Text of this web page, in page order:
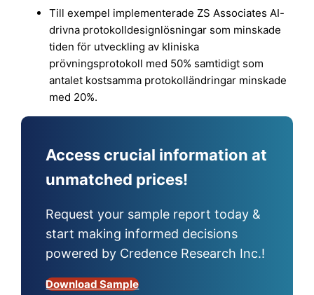
Till exempel implementerade ZS Associates AI-
drivna protokolldesignlösningar som minskade
tiden för utveckling av kliniska
prövningsprotokoll med 50% samtidigt som
antalet kostsamma protokolländringar minskade
med 20%.
Access crucial information at
unmatched prices!
Request your sample report today &
start making informed decisions
powered by Credence Research Inc.!
Download Sample